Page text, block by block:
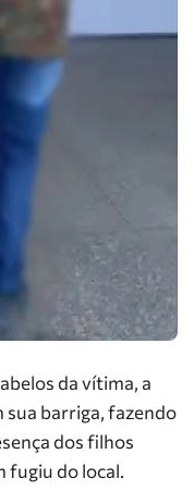
da vítima, a
barriga, fazendo
dos filhos
fugiu do local.